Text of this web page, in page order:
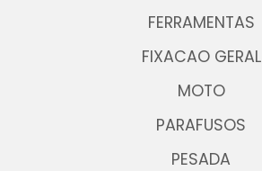
FERRAMENTAS
FIXACAO GERAL
MOTO
PARAFUSOS
PESADA